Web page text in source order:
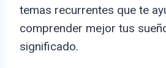
temas recurrentes que te
comprender mejor tus
significado.